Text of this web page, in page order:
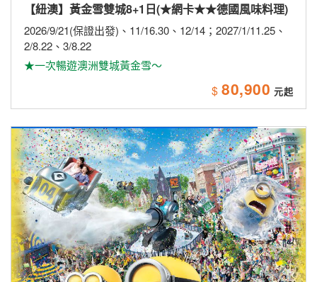
【紐澳】黃金雪雙城8+1日(★網卡★★德國風味料理)
2026/9/21(保證出發)、11/16.30、12/14；2027/1/11.25、
2/8.22、3/8.22
★一次暢遊澳洲雙城黃金雪～
$ 80,900